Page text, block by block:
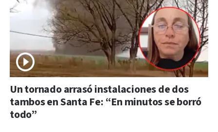
Un tornado arrasó instalaciones de dos
tambos en Santa Fe: “En minutos se borró
todo”